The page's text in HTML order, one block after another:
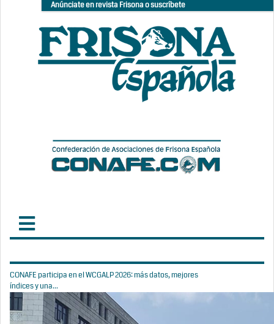
Anúnciate en revista Frisona o suscríbete
CONAFE participa en el WCGALP 2026: más datos, mejores
índices y una...